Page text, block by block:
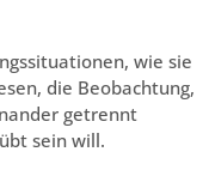
wie sie
die Beobachtung,
getrennt
sein will.